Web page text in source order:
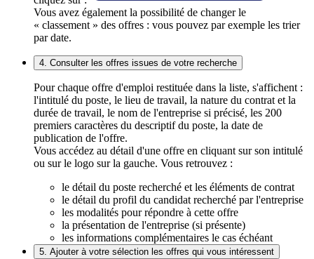
Vous avez également la possibilité de changer le
« classement » des offres : vous pouvez par exemple les trier
par date.
4. Consulter les offres issues de votre recherche
Pour chaque offre d'emploi restituée dans la liste, s'affichent :
l'intitulé du poste, le lieu de travail, la nature du contrat et la
durée de travail, le nom de l'entreprise si précisé, les 200
premiers caractères du descriptif du poste, la date de
publication de l'offre.
Vous accédez au détail d'une offre en cliquant sur son intitulé
ou sur le logo sur la gauche. Vous retrouvez :
le détail du poste recherché et les éléments de contrat
le détail du profil du candidat recherché par l'entreprise
les modalités pour répondre à cette offre
la présentation de l'entreprise (si présente)
les informations complémentaires le cas échéant
5. Ajouter à votre sélection les offres qui vous intéressent